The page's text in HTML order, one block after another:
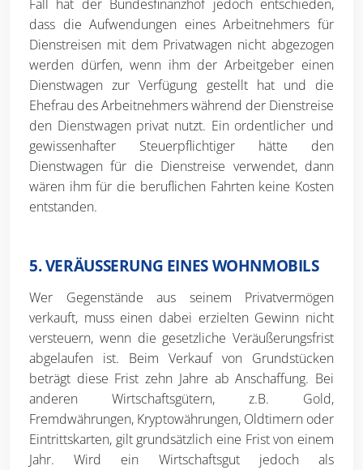
Fall hat der Bundesfinanzhof jedoch entschieden,
dass die Aufwendungen eines Arbeitnehmers für
Dienstreisen mit dem Privatwagen nicht abgezogen
werden dürfen, wenn ihm der Arbeitgeber einen
Dienstwagen zur Verfügung gestellt hat und die
Ehefrau des Arbeitnehmers während der Dienstreise
den Dienstwagen privat nutzt. Ein ordentlicher und
gewissenhafter Steuerpflichtiger hätte den
Dienstwagen für die Dienstreise verwendet, dann
wären ihm für die beruflichen Fahrten keine Kosten
entstanden.
5. VERÄUSSERUNG EINES WOHNMOBILS
Wer Gegenstände aus seinem Privatvermögen
verkauft, muss einen dabei erzielten Gewinn nicht
versteuern, wenn die gesetzliche Veräußerungsfrist
abgelaufen ist. Beim Verkauf von Grundstücken
beträgt diese Frist zehn Jahre ab Anschaffung. Bei
anderen Wirtschaftsgütern, z.B. Gold,
Fremdwährungen, Kryptowährungen, Oldtimern oder
Eintrittskarten, gilt grundsätzlich eine Frist von einem
Jahr. Wird ein Wirtschaftsgut jedoch als